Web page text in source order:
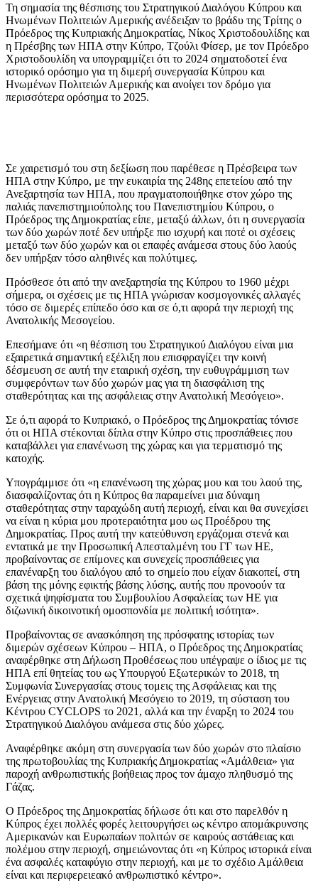
Τη σημασία της θέσπισης του Στρατηγικού Διαλόγου Κύπρου και
Ηνωμένων Πολιτειών Αμερικής ανέδειξαν το βράδυ της Τρίτης ο
Πρόεδρος της Κυπριακής Δημοκρατίας, Νίκος Χριστοδουλίδης και
η Πρέσβης των ΗΠΑ στην Κύπρο, Τζούλι Φίσερ, με τον Πρόεδρο
Χριστοδουλίδη να υπογραμμίζει ότι το 2024 σηματοδοτεί ένα
ιστορικό ορόσημο για τη διμερή συνεργασία Κύπρου και
Ηνωμένων Πολιτειών Αμερικής και ανοίγει τον δρόμο για
περισσότερα ορόσημα το 2025.
Σε χαιρετισμό του στη δεξίωση που παρέθεσε η Πρέσβειρα των
ΗΠΑ στην Κύπρο, με την ευκαιρία της 248ης επετείου από την
Ανεξαρτησία των ΗΠΑ, που πραγματοποιήθηκε στον χώρο της
παλιάς πανεπιστημιούπολης του Πανεπιστημίου Κύπρου, ο
Πρόεδρος της Δημοκρατίας είπε, μεταξύ άλλων, ότι η συνεργασία
των δύο χωρών ποτέ δεν υπήρξε πιο ισχυρή και ποτέ οι σχέσεις
μεταξύ των δύο χωρών και οι επαφές ανάμεσα στους δύο λαούς
δεν υπήρξαν τόσο αληθινές και πολύτιμες.
Πρόσθεσε ότι από την ανεξαρτησία της Κύπρου το 1960 μέχρι
σήμερα, οι σχέσεις με τις ΗΠΑ γνώρισαν κοσμογονικές αλλαγές
τόσο σε διμερές επίπεδο όσο και σε ό,τι αφορά την περιοχή της
Ανατολικής Μεσογείου.
Επεσήμανε ότι «η θέσπιση του Στρατηγικού Διαλόγου είναι μια
εξαιρετικά σημαντική εξέλιξη που επισφραγίζει την κοινή
δέσμευση σε αυτή την εταιρική σχέση, την ευθυγράμμιση των
συμφερόντων των δύο χωρών μας για τη διασφάλιση της
σταθερότητας και της ασφάλειας στην Ανατολική Μεσόγειο».
Σε ό,τι αφορά το Κυπριακό, ο Πρόεδρος της Δημοκρατίας τόνισε
ότι οι ΗΠΑ στέκονται δίπλα στην Κύπρο στις προσπάθειες που
καταβάλλει για επανένωση της χώρας και για τερματισμό της
κατοχής.
Υπογράμμισε ότι «η επανένωση της χώρας μου και του λαού της,
διασφαλίζοντας ότι η Κύπρος θα παραμείνει μια δύναμη
σταθερότητας στην ταραχώδη αυτή περιοχή, είναι και θα συνεχίσει
να είναι η κύρια μου προτεραιότητα μου ως Προέδρου της
Δημοκρατίας. Προς αυτή την κατεύθυνση εργάζομαι στενά και
εντατικά με την Προσωπική Απεσταλμένη του ΓΓ των ΗΕ,
προβαίνοντας σε επίμονες και συνεχείς προσπάθειες για
επανέναρξη του διαλόγου από το σημείο που είχαν διακοπεί, στη
βάση της μόνης εφικτής βάσης λύσης, αυτής που προνοούν τα
σχετικά ψηφίσματα του Συμβουλίου Ασφαλείας των ΗΕ για
διζωνική δικοινοτική ομοσπονδία με πολιτική ισότητα».
Προβαίνοντας σε ανασκόπηση της πρόσφατης ιστορίας των
διμερών σχέσεων Κύπρου – ΗΠΑ, ο Πρόεδρος της Δημοκρατίας
αναφέρθηκε στη Δήλωση Προθέσεως που υπέγραψε ο ίδιος με τις
ΗΠΑ επί θητείας του ως Υπουργού Εξωτερικών το 2018, τη
Συμφωνία Συνεργασίας στους τομεις της Ασφάλειας και της
Ενέργειας στην Ανατολική Μεσόγειο το 2019, τη σύσταση του
Κέντρου CYCLOPS το 2021, αλλά και την έναρξη το 2024 του
Στρατηγικού Διαλόγου ανάμεσα στις δύο χώρες.
Αναφέρθηκε ακόμη στη συνεργασία των δύο χωρών στο πλαίσιο
της πρωτοβουλίας της Κυπριακής Δημοκρατίας «Αμάλθεια» για
παροχή ανθρωπιστικής βοήθειας προς τον άμαχο πληθυσμό της
Γάζας.
Ο Πρόεδρος της Δημοκρατίας δήλωσε ότι και στο παρελθόν η
Κύπρος έχει πολλές φορές λειτουργήσει ως κέντρο απομάκρυνσης
Αμερικανών και Ευρωπαίων πολιτών σε καιρούς αστάθειας και
πολέμου στην περιοχή, σημειώνοντας ότι «η Κύπρος ιστορικά είναι
ένα ασφαλές καταφύγιο στην περιοχή, και με το σχέδιο Αμάλθεια
είναι και περιφερειεακό ανθρωπιστικό κέντρο».